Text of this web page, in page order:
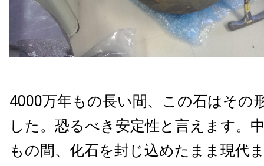
4000万年もの長い間、この石はその
した。恐るべき安定性と言えます。
もの間、化石を封じ込めたまま現代